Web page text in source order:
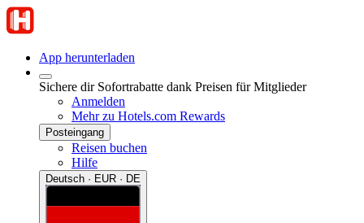
App herunterladen
Sichere dir Sofortrabatte dank Preisen für Mitglieder
Anmelden
Mehr zu Hotels.com Rewards
Posteingang
Reisen buchen
Hilfe
Deutsch · EUR · DE